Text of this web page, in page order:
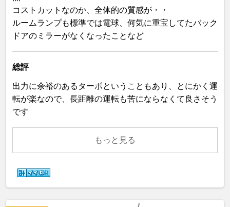
コストカットなのか、全体的の質感が・・
ルームランプも標準では電球、何気に重宝してたバック
ドアのミラーがなくなったことなど
総評
出力に余裕のあるターボということもあり、とにかく運
転が楽なので、長距離の運転も苦にならなくて良さそう
です
もっと見る